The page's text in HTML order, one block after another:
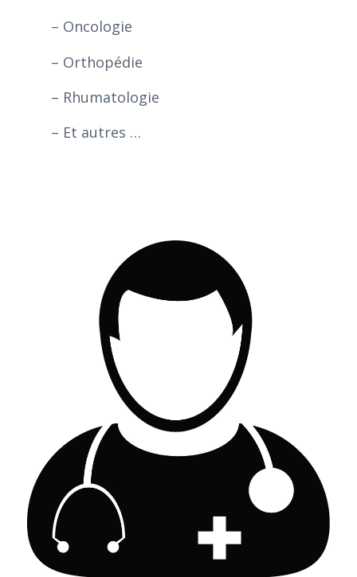
– Oncologie
– Orthopédie
– Rhumatologie
– Et autres …